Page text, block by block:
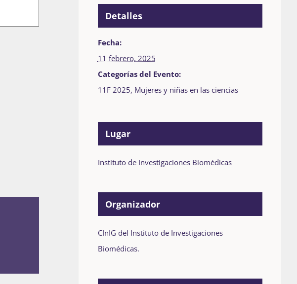
Detalles
Fecha:
11 febrero, 2025
Categorías del Evento:
11F 2025, Mujeres y niñas en las ciencias
Lugar
Instituto de Investigaciones Biomédicas
Organizador
CInIG del Instituto de Investigaciones
Biomédicas.